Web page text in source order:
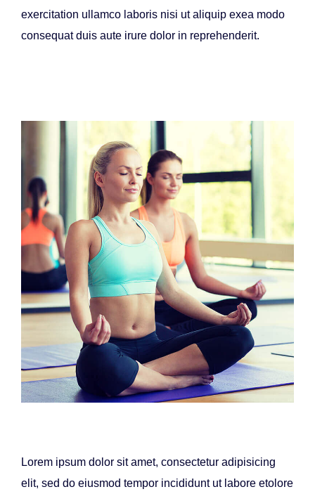
exercitation ullamco laboris nisi ut aliquip exea modo
consequat duis aute irure dolor in reprehenderit.
Lorem ipsum dolor sit amet, consectetur adipisicing
elit, sed do eiusmod tempor incididunt ut labore etolore